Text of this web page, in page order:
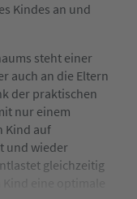
Kindes an und
steht einer
auch an die Eltern
der praktischen
nur einem
Kind auf
und wieder
gleichzeitig